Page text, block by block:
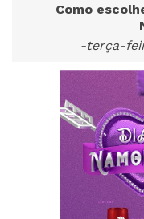
Como
-terça-